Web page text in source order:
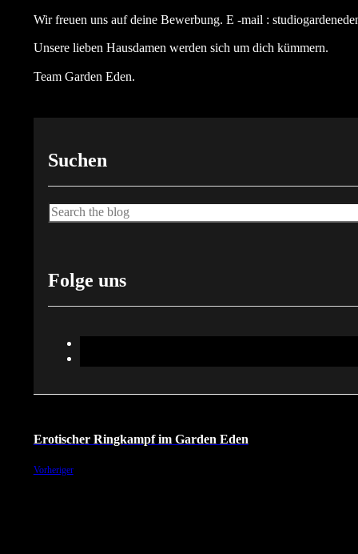
Wir freuen uns auf deine Bewerbung. E -mail :
Unsere lieben Hausdamen werden sich um dich kümmern.
Team Garden Eden.
Suchen
Suche
Folge uns
Vorheriger
Erotischer Ringkampf im Garden Eden